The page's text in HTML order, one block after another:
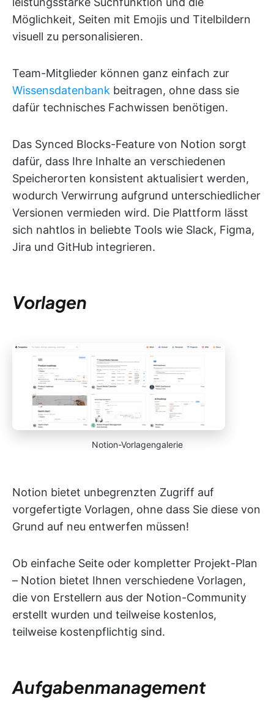
Möglichkeit, Seiten mit Emojis und Titelbildern
visuell zu personalisieren.
Team-Mitglieder können ganz einfach zur
Wissensdatenbank beitragen, ohne dass sie
dafür technisches Fachwissen benötigen.
Das Synced Blocks-Feature von Notion sorgt
dafür, dass Ihre Inhalte an verschiedenen
Speicherorten konsistent aktualisiert werden,
wodurch Verwirrung aufgrund unterschiedlicher
Versionen vermieden wird. Die Plattform lässt
sich nahtlos in beliebte Tools wie Slack, Figma,
Jira und GitHub integrieren.
Vorlagen
Notion-Vorlagengalerie
Notion bietet unbegrenzten Zugriff auf
vorgefertigte Vorlagen, ohne dass Sie diese von
Grund auf neu entwerfen müssen!
Ob einfache Seite oder kompletter Projekt-Plan
– Notion bietet Ihnen verschiedene Vorlagen,
die von Erstellern aus der Notion-Community
erstellt wurden und teilweise kostenlos,
teilweise kostenpflichtig sind.
Aufgabenmanagement